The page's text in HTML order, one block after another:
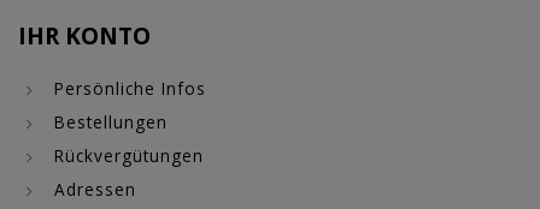
IHR KONTO
Persönliche Infos
Bestellungen
Rückvergütungen
Adressen